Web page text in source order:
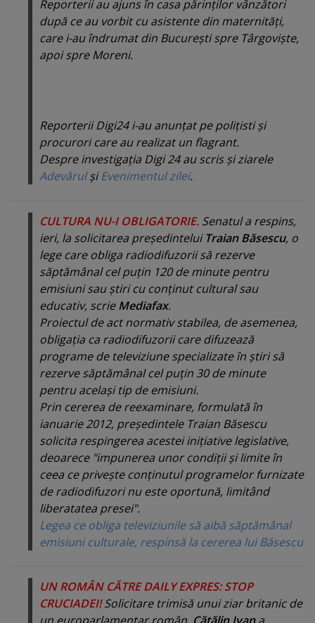
Reporterii au ajuns în casa părinţilor vânzători
după ce au vorbit cu asistente din maternităţi,
care i-au îndrumat din Bucureşti spre Târgovişte,
apoi spre Moreni.
Reporterii Digi24 i-au anunţat pe poliţisti şi
procurori care au realizat un flagrant.
Despre investigaţia Digi 24 au scris şi ziarele
AdevărulşiEvenimentul zilei.
CULTURA NU-I OBLIGATORIE. Senatul a respins,
ieri, la solicitarea preşedintelui Traian Băsescu, o
lege care obliga radiodifuzorii să rezerve
săptămânal cel puţin 120 de minute pentru
emisiuni sau ştiri cu conţinut cultural sau
educativ, scrieMediafax.
Proiectul de act normativ stabilea, de asemenea,
obligaţia ca radiodifuzorii care difuzează
programe de televiziune specializate în ştiri să
rezerve săptămânal cel puţin 30 de minute
pentru acelaşi tip de emisiuni.
Prin cererea de reexaminare, formulată în
ianuarie 2012, preşedintele Traian Băsescu
solicita respingerea acestei iniţiative legislative,
deoarece "impunerea unor condiţii şi limite în
ceea ce priveşte conţinutul programelor furnizate
de radiodifuzori nu este oportună, limitând
liberatatea presei".
Legea ce obliga televiziunile să aibă săptămânal
emisiuni culturale, respinsă la cererea lui Băsescu
UN ROMÂN CĂTRE DAILY EXPRES: STOP
CRUCIADEI!Solicitare trimisă unui ziar britanic de